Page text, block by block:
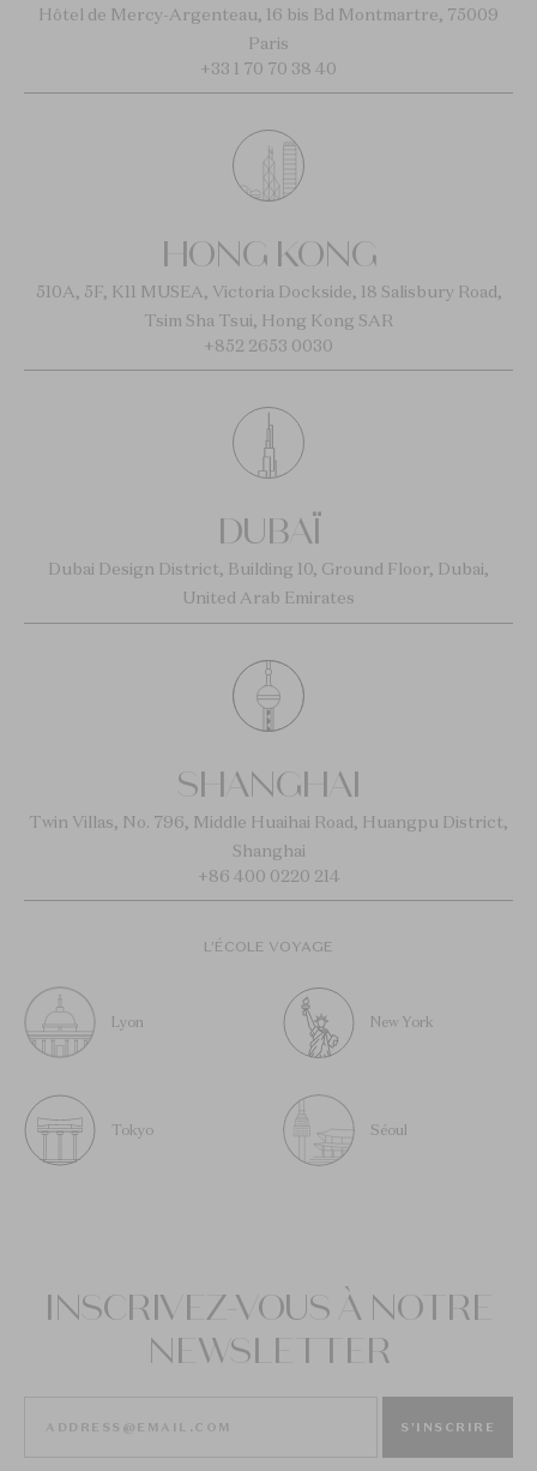
Hôtel de Mercy-Argenteau, 16 bis Bd Montmartre, 75009
Paris
+33 1 70 70 38 40
HONG KONG
510A, 5F, K11 MUSEA, Victoria Dockside, 18 Salisbury Road,
Tsim Sha Tsui, Hong Kong SAR
+852 2653 0030
DUBAÏ
Dubai Design District, Building 10, Ground Floor, Dubai,
United Arab Emirates
SHANGHAI
Twin Villas, No. 796, Middle Huaihai Road, Huangpu District,
Shanghai
+86 400 0220 214
L’ÉCOLE VOYAGE
Lyon New York
Tokyo Séoul
INSCRIVEZ-VOUS À NOTRE
NEWSLETTER
S'INSCRIRE